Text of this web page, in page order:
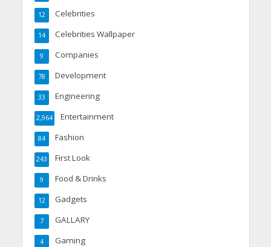
Celebrities
12
Celebrities Wallpaper
14
Companies
9
Development
78
Engineering
33
Entertainment
2,964
Fashion
84
First Look
243
Food & Drinks
9
Gadgets
12
GALLARY
7
Gaming
4